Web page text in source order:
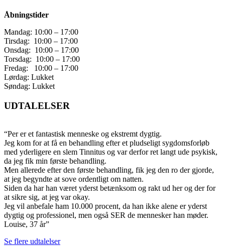
Åbningstider
Mandag: 10:00 – 17:00
Tirsdag: 10:00 – 17:00
Onsdag: 10:00 – 17:00
Torsdag: 10:00 – 17:00
Fredag: 10:00 – 17:00
Lørdag: Lukket
Søndag: Lukket
UDTALELSER
“Per er et fantastisk menneske og ekstremt dygtig.
Jeg kom for at få en behandling efter et pludseligt sygdomsforløb
med yderligere en slem Tinnitus og var derfor ret langt ude psykisk,
da jeg fik min første behandling.
Men allerede efter den første behandling, fik jeg den ro der gjorde,
at jeg begyndte at sove ordentligt om natten.
Siden da har han været yderst betænksom og rakt ud her og der for
at sikre sig, at jeg var okay.
Jeg vil anbefale ham 10.000 procent, da han ikke alene er yderst
dygtig og professionel, men også SER de mennesker han møder.
Louise, 37 år”
Se flere udtalelser